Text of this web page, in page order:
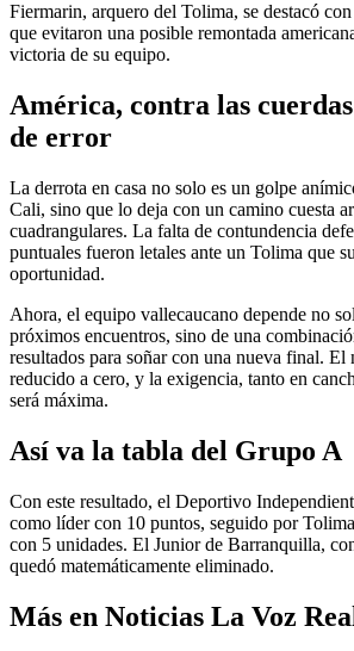
Fiermarin, arquero del Tolima, se destacó
que evitaron una posible remontada
victoria de su equipo.
América, contra las
de error
La derrota en casa no solo es un golpe
Cali, sino que lo deja con un camino cuesta
cuadrangulares. La falta de contundencia
puntuales fueron letales ante un Tolima que
oportunidad.
Ahora, el equipo vallecaucano depende no
próximos encuentros, sino de una
resultados para soñar con una nueva final. El
reducido a cero, y la exigencia, tanto en
será máxima.
Así va la tabla del Grupo A
Con este resultado, el Deportivo
como líder con 10 puntos, seguido por
con 5 unidades. El Junior de Barranquilla,
quedó matemáticamente eliminado.
Más en Noticias La Voz